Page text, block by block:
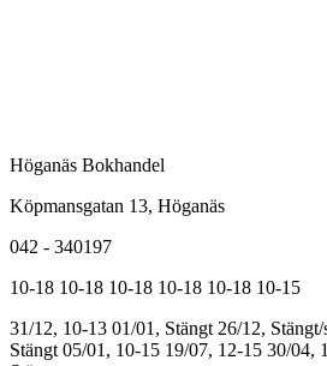
Höganäs Bokhandel
Köpmansgatan 13, Höganäs
042 - 340197
10-18 10-18 10-18 10-18 10-18 10-15
31/12, 10-13 01/01, Stängt 26/12,
Stängt 05/01, 10-15 19/07, 12-15 30/04,